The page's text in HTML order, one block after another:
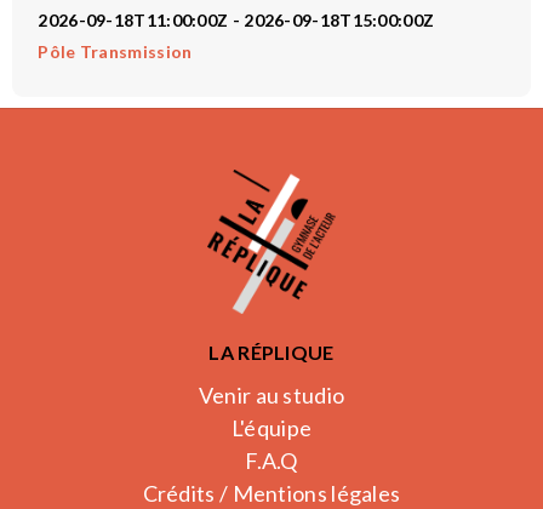
2026-09-18T11:00:00Z - 2026-09-18T15:00:00Z
Pôle Transmission
LA RÉPLIQUE
Venir au studio
L'équipe
F.A.Q
Crédits / Mentions légales